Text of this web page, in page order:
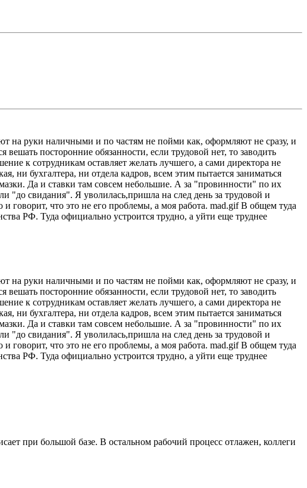
на руки наличными и по частям не пойми как, оформляют не сразу, и
посторонние обязанности, если трудовой нет, то заводить
к сотрудникам оставляет желать лучшего, а сами директора не
ни бухгалтера, ни отдела кадров, всем этим пытается заниматься
Да и ставки там совсем небольшие. А за "провинности" по их
"до свидания". Я уволилась,пришла на след день за трудовой и
говорит, что это не его проблемы, а моя работа. mad.gif В общем туда
РФ. Туда официально устроится трудно, а уйти еще труднее
на руки наличными и по частям не пойми как, оформляют не сразу, и
посторонние обязанности, если трудовой нет, то заводить
к сотрудникам оставляет желать лучшего, а сами директора не
ни бухгалтера, ни отдела кадров, всем этим пытается заниматься
Да и ставки там совсем небольшие. А за "провинности" по их
"до свидания". Я уволилась,пришла на след день за трудовой и
говорит, что это не его проблемы, а моя работа. mad.gif В общем туда
РФ. Туда официально устроится трудно, а уйти еще труднее
при большой базе. В остальном рабочий процесс отлажен, коллеги